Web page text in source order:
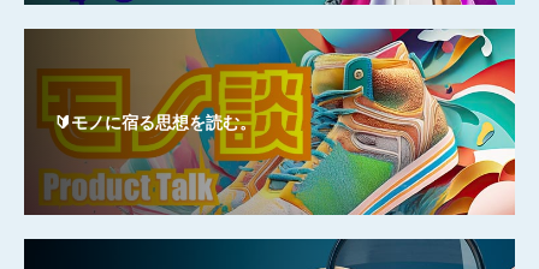
🔰モノに宿る思想を読む。